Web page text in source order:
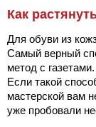
Как
Для обуви из
Самый верный
метод с
Если такой
мастерской вам
уже пробовали